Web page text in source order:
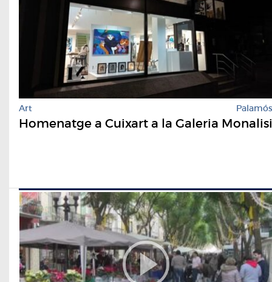
Art Palamós
Homenatge a Cuixart a la Galeria Monalisi